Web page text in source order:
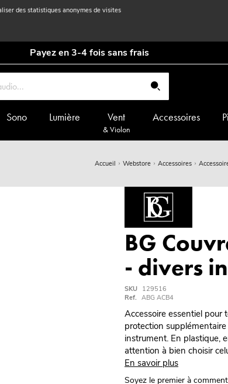
des statistiques anonymes de visites
Payez en 3-4 fois sans frais
Sono Lumière Vent
& Violon
Accessoires
Accueil Webstore Accessoires
BG
- divers
SKU 129516
Ref. ABG ACB4
Accessoire essentiel pour
protection
instrument. En plastique,
attention à bien choisir
En savoir plus
Soyez le premier à